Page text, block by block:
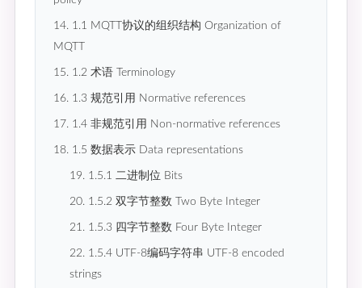
14. 1.1 MQTT协议的组织结构 Organization of
MQTT
15. 1.2 术语 Terminology
16. 1.3 规范引用 Normative references
17. 1.4 非规范引用 Non-normative references
18. 1.5 数据表示 Data representations
19. 1.5.1 二进制位 Bits
20. 1.5.2 双字节整数 Two Byte Integer
21. 1.5.3 四字节整数 Four Byte Integer
22. 1.5.4 UTF-8编码字符串 UTF-8 encoded
strings